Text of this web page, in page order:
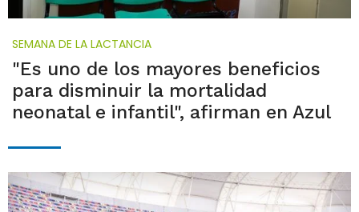
SEMANA DE LA LACTANCIA
"Es uno de los mayores beneficios
para disminuir la mortalidad
neonatal e infantil", afirman en Azul